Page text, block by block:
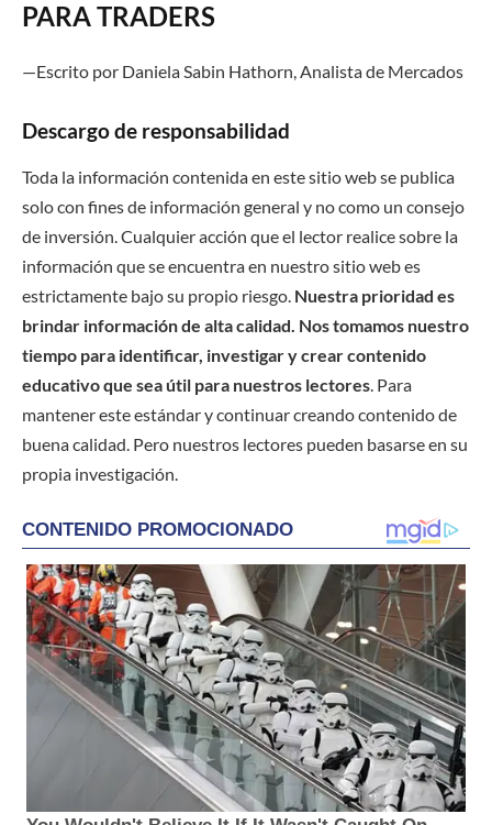
PARA TRADERS
—Escrito por Daniela Sabin Hathorn, Analista de Mercados
Descargo de responsabilidad
Toda la información contenida en este sitio web se publica
solo con fines de información general y no como un consejo
de inversión. Cualquier acción que el lector realice sobre la
información que se encuentra en nuestro sitio web es
estrictamente bajo su propio riesgo. Nuestra prioridad es
brindar información de alta calidad. Nos tomamos nuestro
tiempo para identificar, investigar y crear contenido
educativo que sea útil para nuestros lectores. Para
mantener este estándar y continuar creando contenido de
buena calidad. Pero nuestros lectores pueden basarse en su
propia investigación.